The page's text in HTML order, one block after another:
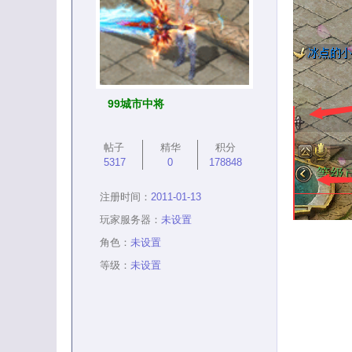
99城市中将
帖子
5317
精华
0
积分
178848
注册时间： 2011-01-13
玩家服务器： 未设置
角色： 未设置
等级： 未设置